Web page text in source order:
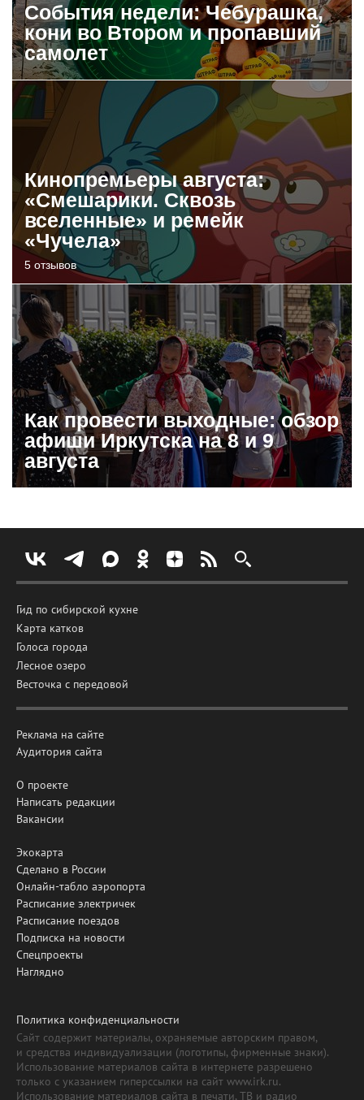
События недели: Чебурашка,
кони во Втором и пропавший
самолет
Кинопремьеры августа:
«Смешарики. Сквозь
вселенные» и ремейк
«Чучела»
5 отзывов
Как провести выходные: обзор
афиши Иркутска на 8 и 9
августа
Гид по сибирской кухне
Карта катков
Голоса города
Лесное озеро
Весточка с передовой
Реклама на сайте
Аудитория сайта
О проекте
Написать редакции
Вакансии
Экокарта
Сделано в России
Онлайн-табло аэропорта
Расписание электричек
Расписание поездов
Подписка на новости
Спецпроекты
Наглядно
Политика конфиденциальности
Сайт содержит материалы, охраняемые авторским правом,
и средства индивидуализации (логотипы, фирменные знаки).
Использование материалов сайта в интернете разрешено
только с указанием гиперссылки на сайт www.irk.ru.
Использование материалов сайта в печати, ТВ и радио